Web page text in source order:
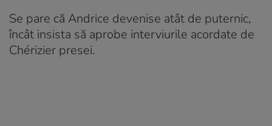
Se pare că Andrice devenise atât de puternic,
încât insista să aprobe interviurile acordate de
Chérizier presei.